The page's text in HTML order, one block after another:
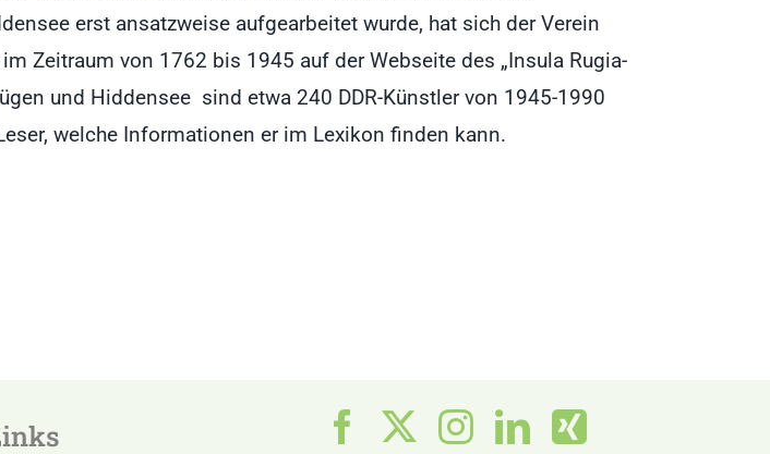
erst ansatzweise aufgearbeitet wurde, hat sich der Verein
Zeitraum von 1762 bis 1945 auf der Webseite des „Insula Rugia-
und Hiddensee sind etwa 240 DDR-Künstler von 1945-1990
welche Informationen er im Lexikon finden kann.